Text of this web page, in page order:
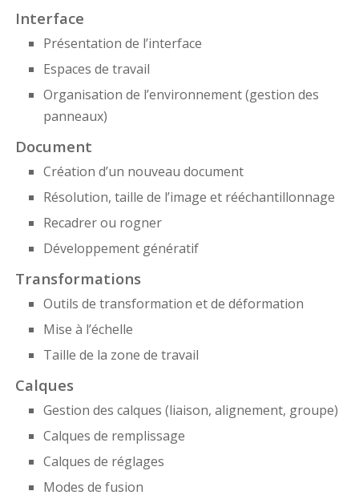
Interface
Présentation de l’interface
Espaces de travail
Organisation de l’environnement (gestion des
panneaux)
Document
Création d’un nouveau document
Résolution, taille de l’image et rééchantillonnage
Recadrer ou rogner
Développement génératif
Transformations
Outils de transformation et de déformation
Mise à l’échelle
Taille de la zone de travail
Calques
Gestion des calques (liaison, alignement, groupe)
Calques de remplissage
Calques de réglages
Modes de fusion